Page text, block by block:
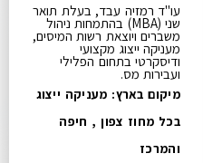
עו"ד רמזיה עבד, בעלת תואר
שני (MBA) בהתמחות ניהול
משברים ויוצאת רשות המיסים,
מעניקה ייצוג מקצועי
ודיסקרטי בתחום הפלילי
ועבירות מס.
מיקום בארץ: מעניקה ייצוג
בכל מחוז צפון , חיפה
והמרכז